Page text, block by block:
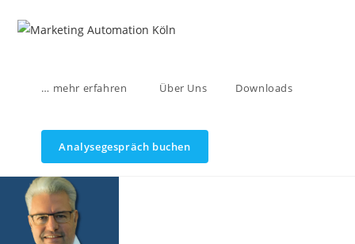
Inhalt
… mehr erfahren Über Uns Downloads
Analysegespräch buchen